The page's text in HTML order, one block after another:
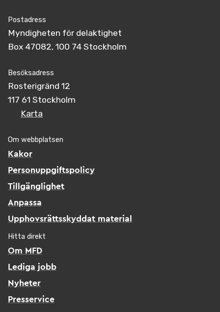
Postadress
Myndigheten för delaktighet
Box 47082, 100 74 Stockholm
Besöksadress
Rosterigränd 12
117 61 Stockholm
Karta
Om webbplatsen
Kakor
Personuppgiftspolicy
Tillgänglighet
Anpassa
Upphovsrättsskyddat material
Hitta direkt
Om MFD
Lediga jobb
Nyheter
Presservice